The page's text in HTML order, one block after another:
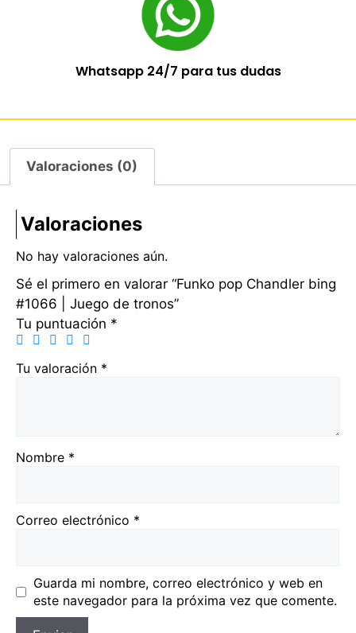
Whatsapp 24/7 para tus dudas
Valoraciones (0)
Valoraciones
No hay valoraciones aún.
Sé el primero en valorar “Funko pop Chandler bing
#1066 | Juego de tronos”
Tu puntuación *
Tu valoración *
Nombre *
Correo electrónico *
Guarda mi nombre, correo electrónico y web en
este navegador para la próxima vez que comente.